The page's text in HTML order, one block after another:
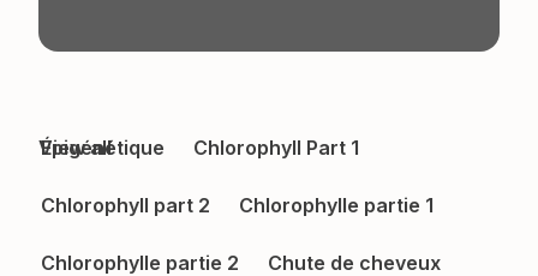
View all
Épigénétique Chlorophyll Part 1
Chlorophyll part 2 Chlorophylle partie 1
Chlorophylle partie 2 Chute de cheveux